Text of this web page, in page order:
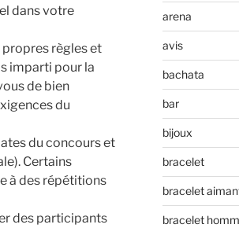
dans votre
propres règles et
imparti pour la
de bien
du
du concours et
Certains
à des répétitions
des participants
arena
avis
bachata
bar
bijoux
bracelet
bracelet
bracelet